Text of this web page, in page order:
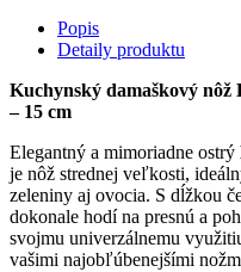
Popis
Detaily produktu
Kuchynský damaškový
– 15 cm
Elegantný a mimoriadne ostrý
je nôž strednej veľkosti,
zeleniny aj ovocia. S dĺžkou
dokonale hodí na presnú a
svojmu univerzálnemu
vašimi najobľúbenejšími